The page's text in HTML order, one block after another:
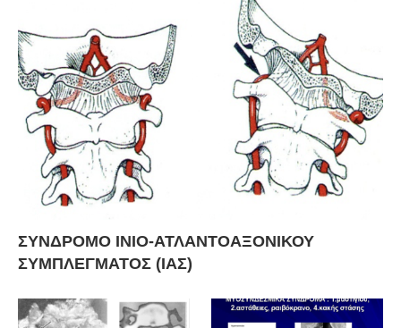
ΣΥΝΔΡΟΜΟ ΙΝΙΟ-ΑΤΛΑΝΤΟΑΞΟΝΙΚΟΥ
ΣΥΜΠΛΕΓΜΑΤΟΣ (ΙΑΣ)